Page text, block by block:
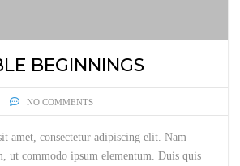
BEGINNINGS
NO COMMENTS
amet, consectetur adipiscing elit. Nam
ut commodo ipsum elementum. Duis quis